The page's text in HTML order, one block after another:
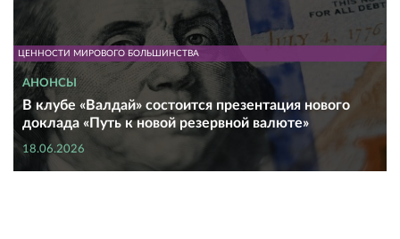
АНОНСЫ
ЦЕННОСТИ МИРОВОГО БОЛЬШИНСТВА
В клубе «Валдай» состоится презентация нового
доклада «Путь к новой резервной валюте»
18.06.2026